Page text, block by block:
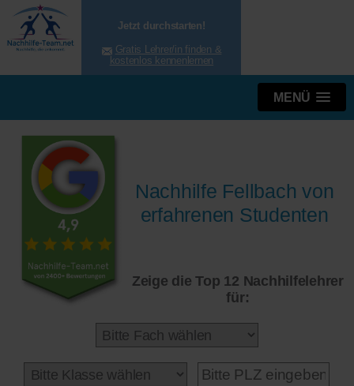
Jetzt durchstarten!
Gratis Lehrer/in finden &
kostenlos kennenlernen
MENÜ
Nachhilfe Fellbach von
erfahrenen Studenten
Zeige die Top 12 Nachhilfelehrer
für: